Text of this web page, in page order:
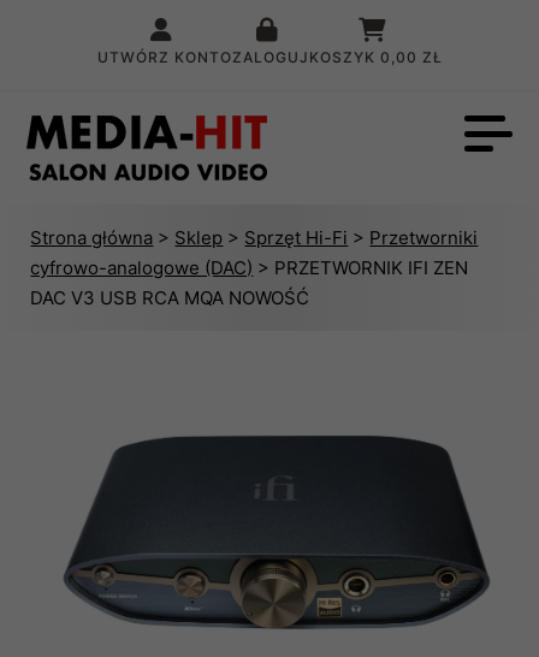
UTWÓRZ KONTOZALOGUJ KOSZYK 0,00 ZŁ
Strona główna > Sklep > Sprzęt Hi-Fi > Przetworniki
cyfrowo-analogowe (DAC) > PRZETWORNIK IFI ZEN
DAC V3 USB RCA MQA NOWOŚĆ